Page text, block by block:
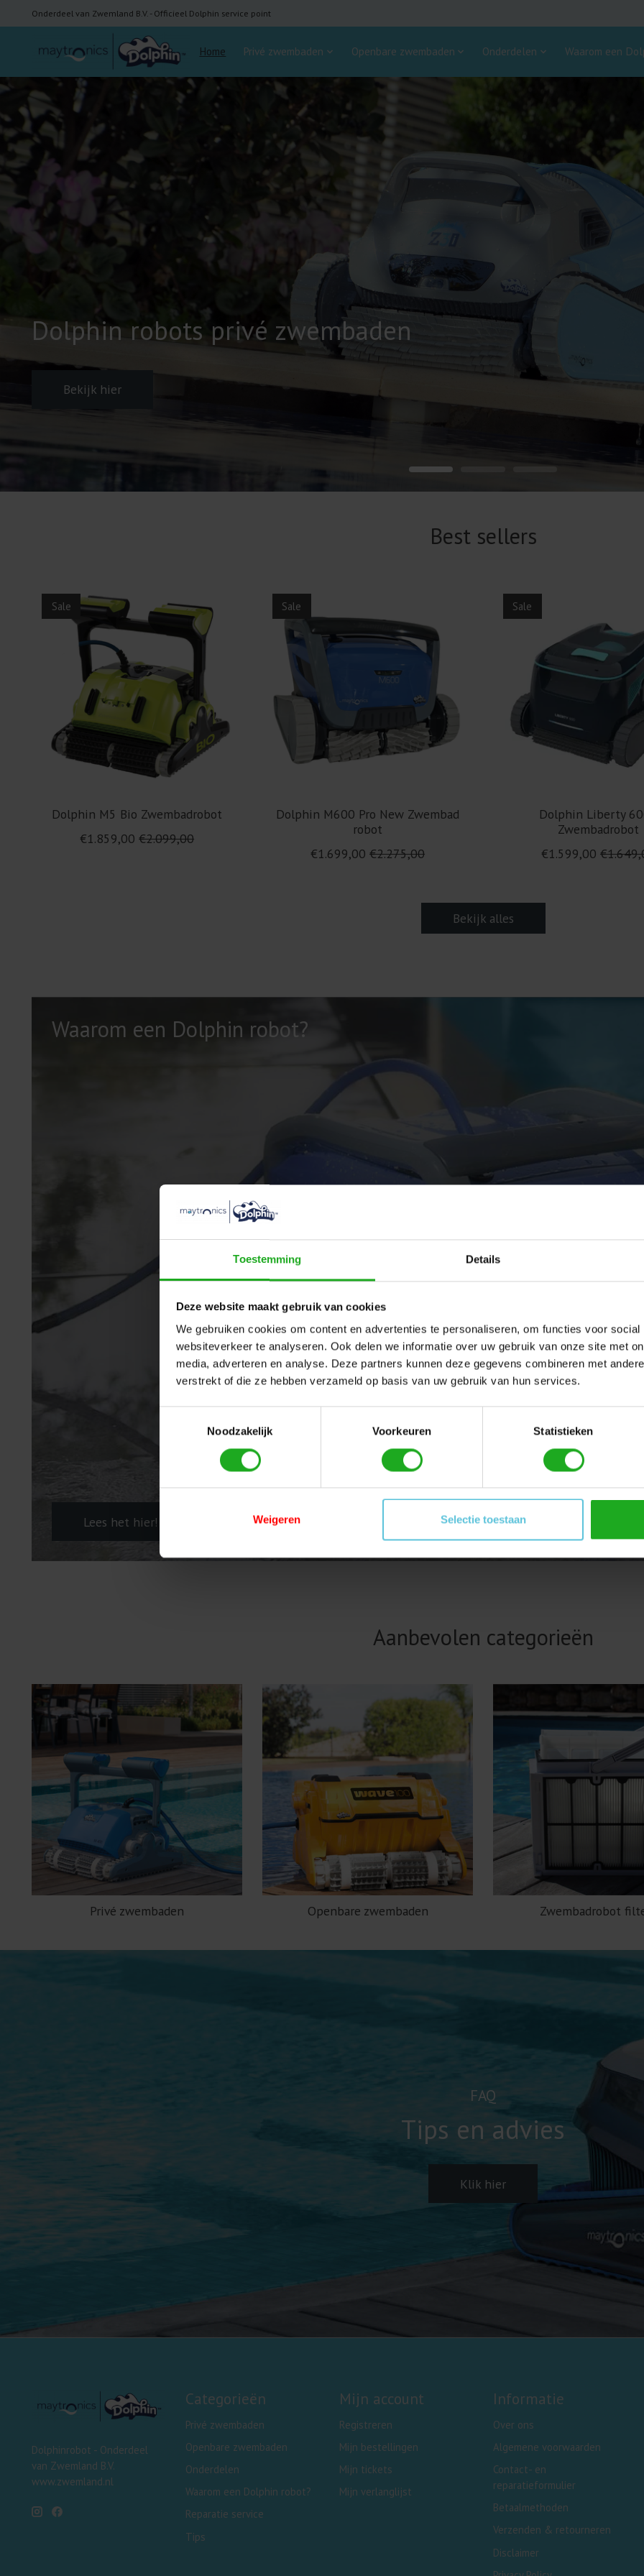
Toestemming Details
Deze website maakt gebruik van cookies
We gebruiken cookies om content en advertenties te personaliseren, om functies voor
websiteverkeer te analyseren. Ook delen we informatie over uw gebruik van onze site met
media, adverteren en analyse. Deze partners kunnen deze gegevens combineren met
verstrekt of die ze hebben verzameld op basis van uw gebruik van hun services.
Noodzakelijk
Voorkeuren Statistieken
Weigeren Selectie toestaan
Onderdeel van Zwemland B.V. - Officieel Dolphin service point
Home Privé zwembaden Openbare zwembaden Onderdelen Waarom een
Hero slideshow items
Dolphin robots privé zwembaden
Bekijk hier
Best sellers
Items van productcarrousel
Sale
Dolphin M5 Bio Zwembadrobot
€1.859,00 €2.099,00
Sale
Dolphin M600 Pro New Zwembad
robot
€1.699,00 €2.275,00
Sale
Dolphin Liberty
Zwembadrobot
€1.599,00
Bekijk alles
Waarom een Dolphin robot?
Lees het hier!
Aanbevolen categorieën
Privé zwembaden Openbare zwembaden Zwembadrobot
FAQ
Tips en advies
Klik hier
Dolphinrobot - Onderdeel
van Zwemland B.V.
www.zwemland.nl
Categorieën
Privé zwembaden
Openbare zwembaden
Onderdelen
Waarom een Dolphin robot?
Reparatie service
Tips
Mijn account
Registreren
Mijn bestellingen
Mijn tickets
Mijn verlanglijst
Informatie
Over ons
Algemene voorwaarden
Contact- en
reparatieformulier
Betaalmethoden
Verzenden & retourneren
Disclaimer